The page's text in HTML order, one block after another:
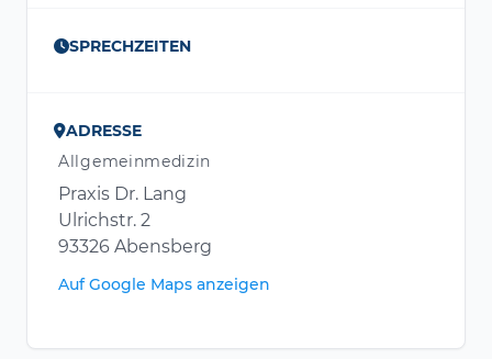
SPRECHZEITEN
ADRESSE
Allgemeinmedizin
Praxis Dr. Lang
Ulrichstr. 2
93326 Abensberg
Auf Google Maps anzeigen